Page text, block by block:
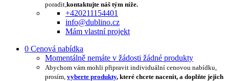
poradit,kontaktujte náš tým níže.
+420211154401
info@dublino.cz
Mám vlastní projekt
0 Cenová nabídka
Momentálně nemáte v žádosti žádné produkty
Abychom vám mohli připravit individuální cenovou nabídku,
prosím, vyberte produkty, které chcete nacenit, a doplňte jejich